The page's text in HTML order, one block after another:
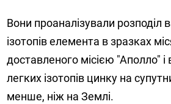
Вони проаналізували розподіл
ізотопів елемента в зразках
доставленого місією "Аполло"
легких ізотопів цинку на
менше, ніж на Землі.